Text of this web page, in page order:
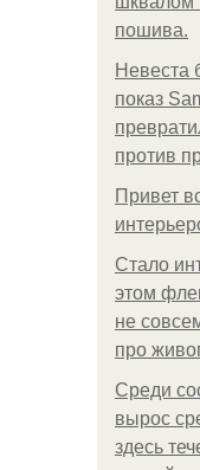
пошива.
Невеста
показ
против
Привет
Стало
этом
не
про
Среди
вырос
здесь